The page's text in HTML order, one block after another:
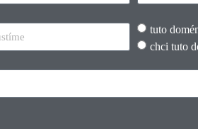
tuto
chci tuto